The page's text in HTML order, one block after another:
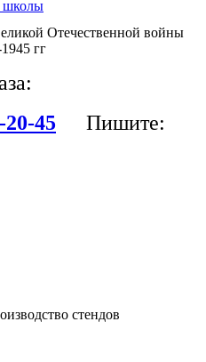
Отечественной войны
гг
20-45
Пишите:
стендов